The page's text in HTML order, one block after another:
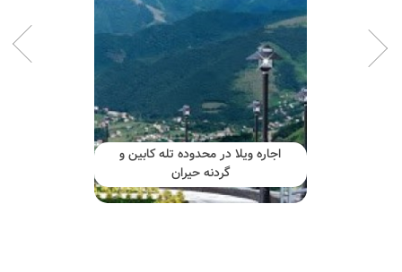
اجاره ویلا در محدوده تله کابین و
گردنه حیران